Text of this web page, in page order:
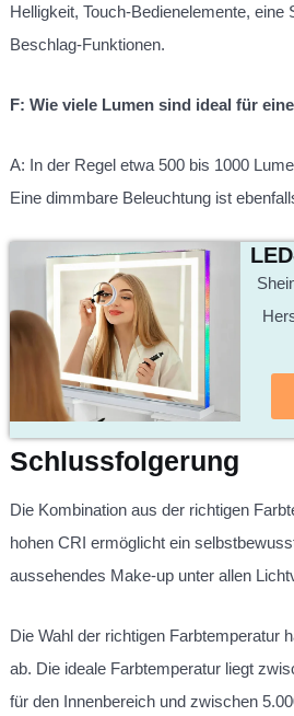
Helligkeit, Touch-Bedienelemente, eine
Beschlag-Funktionen.
F: Wie viele Lumen sind ideal für
A: In der Regel etwa 500 bis 1000
Eine dimmbare Beleuchtung ist
Schlussfolgerung
Die Kombination aus der richtigen
hohen CRI ermöglicht ein
aussehendes Make-up unter allen
Die Wahl der richtigen Farbtemperatur
ab. Die ideale Farbtemperatur liegt
für den Innenbereich und zwischen